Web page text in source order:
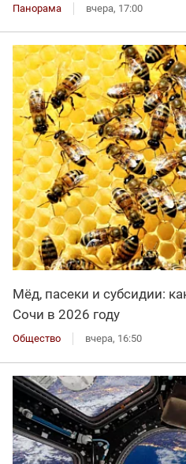
Панорама вчера, 17:00
Мёд, пасеки и субсидии:
Сочи в 2026 году
Общество вчера, 16:50